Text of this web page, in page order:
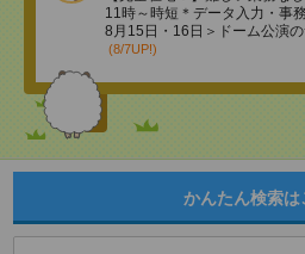
11時～時短＊データ入力・事
8月15日・16日＞ドーム公演
(8/7UP!)
かんたん検索は